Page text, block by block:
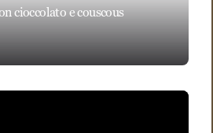
cioccolato e couscous